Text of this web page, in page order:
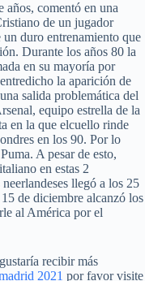
años, comentó en una
de un jugador
duro entrenamiento que
Durante los años 80 la
en su mayoría por
la aparición de
salida problemática del
equipo estrella de la
en la que elcuello rinde
en los 90. Por lo
A pesar de esto,
en estas 2
llegó a los 25
de diciembre alcanzó los
al América por el
recibir más
2021 por favor visite